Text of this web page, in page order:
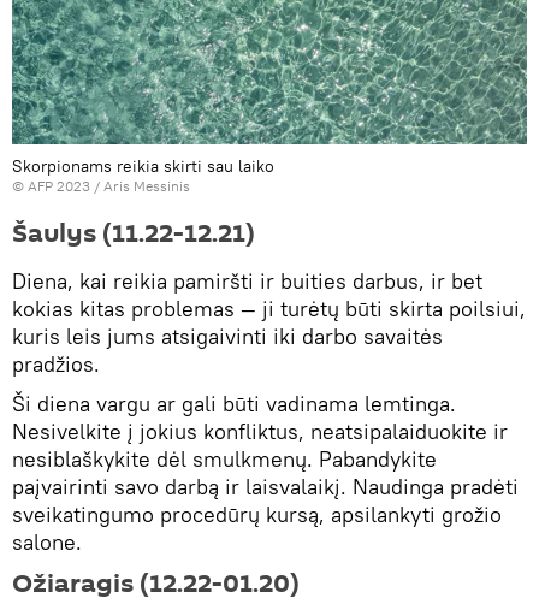
Skorpionams reikia skirti sau laiko
© AFP 2023 / Aris Messinis
Šaulys (11.22-12.21)
Diena, kai reikia pamiršti ir buities darbus, ir bet
kokias kitas problemas — ji turėtų būti skirta poilsiui,
kuris leis jums atsigaivinti iki darbo savaitės
pradžios.
Ši diena vargu ar gali būti vadinama lemtinga.
Nesivelkite į jokius konfliktus, neatsipalaiduokite ir
nesiblaškykite dėl smulkmenų. Pabandykite
paįvairinti savo darbą ir laisvalaikį. Naudinga pradėti
sveikatingumo procedūrų kursą, apsilankyti grožio
salone.
Ožiaragis (12.22-01.20)